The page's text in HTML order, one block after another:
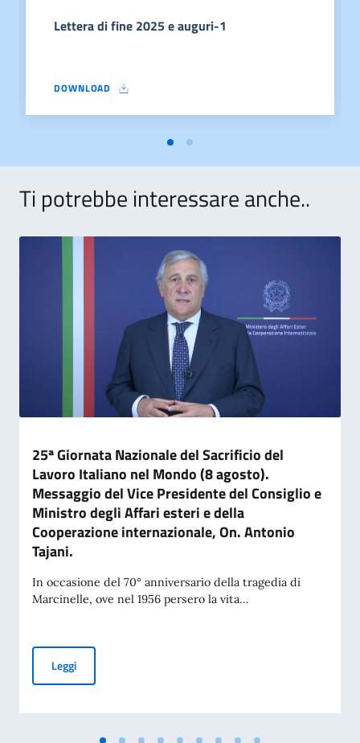
Lettera di fine 2025 e auguri-1
DOWNLOAD
LETTERA DI FINE 2025 E AUGURI-1
Ti potrebbe interessare anche..
25ª Giornata Nazionale del Sacrificio del
Lavoro Italiano nel Mondo (8 agosto).
Messaggio del Vice Presidente del Consiglio e
Ministro degli Affari esteri e della
Cooperazione internazionale, On. Antonio
Tajani.
In occasione del 70° anniversario della tragedia di
Marcinelle, ove nel 1956 persero la vita...
Leggi25ª Giornata Nazionale del Sacrificio del Lavoro Italiano